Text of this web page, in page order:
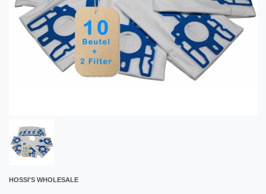
HOSSI'S WHOLESALE